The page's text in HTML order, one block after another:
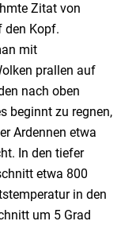
Zitat von
den Kopf.
mit
prallen auf
nach oben
beginnt zu regnen,
Ardennen etwa
In den tiefer
etwa 800
in den
um 5 Grad